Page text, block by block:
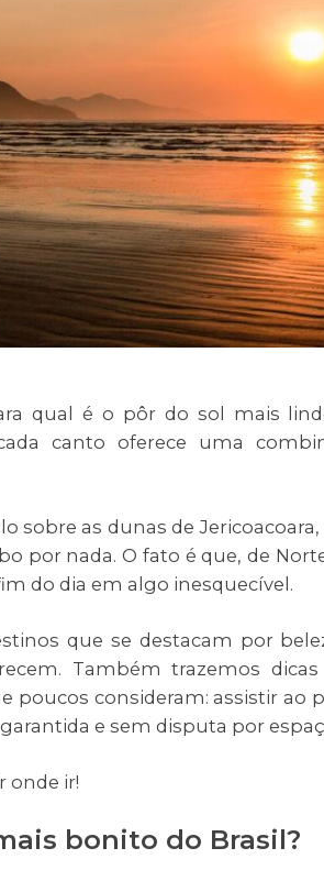
qual é o pôr do sol mais
canto oferece uma
sobre as dunas de
por nada. O fato é que, de
do dia em algo inesquecível.
que se destacam por
Também trazemos
poucos consideram: assistir ao
e sem disputa por
onde ir!
bonito do Brasil?